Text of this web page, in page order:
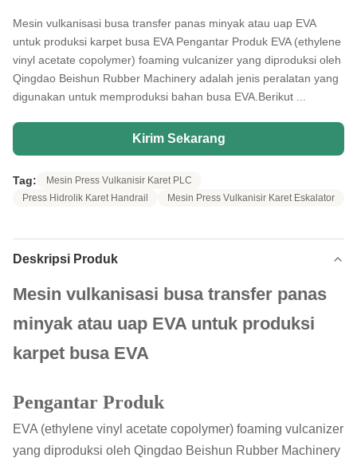
Mesin vulkanisasi busa transfer panas minyak atau uap EVA
untuk produksi karpet busa EVA Pengantar Produk EVA (ethylene
vinyl acetate copolymer) foaming vulcanizer yang diproduksi oleh
Qingdao Beishun Rubber Machinery adalah jenis peralatan yang
digunakan untuk memproduksi bahan busa EVA.Berikut ...
Kirim Sekarang
Tag:
Mesin Press Vulkanisir Karet PLC
Press Hidrolik Karet Handrail
Mesin Press Vulkanisir Karet Eskalator
Deskripsi Produk
Mesin vulkanisasi busa transfer panas
minyak atau uap EVA untuk produksi
karpet busa EVA
Pengantar Produk
EVA (ethylene vinyl acetate copolymer) foaming vulcanizer
yang diproduksi oleh Qingdao Beishun Rubber Machinery